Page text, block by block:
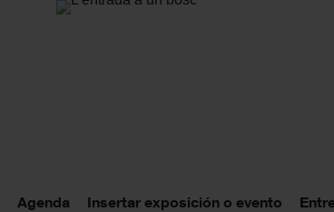
Agenda Insertar exposición o evento